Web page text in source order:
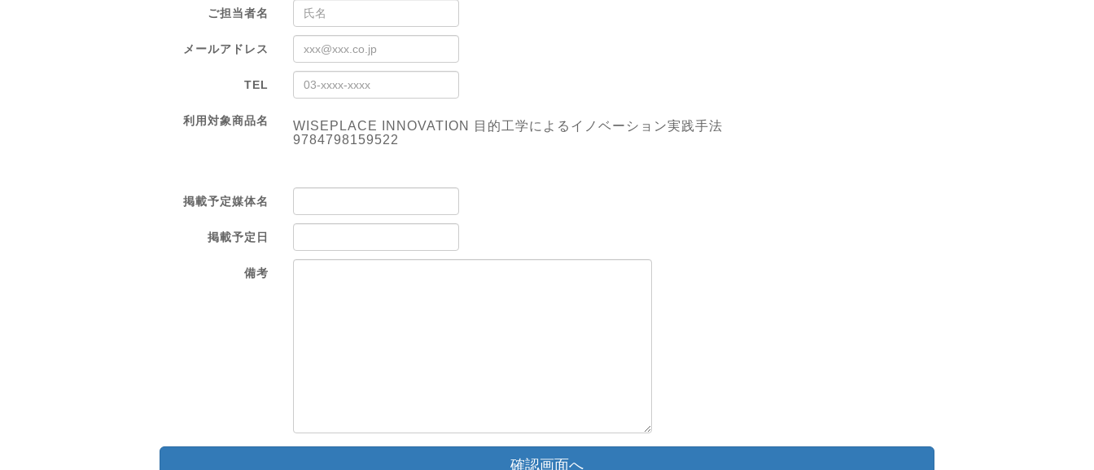
ご担当者名
メールアドレス
TEL
利用対象商品名
WISEPLACE INNOVATION 目的工学によるイノベーション実践手法
9784798159522
掲載予定媒体名
掲載予定日
備考
確認画面へ